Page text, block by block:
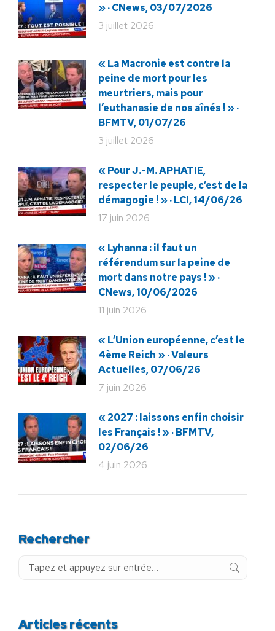
» · CNews, 03/07/2026
3 juillet 2026
« La Macronie est contre la
peine de mort pour les
meurtriers, mais pour
l’euthanasie de nos aînés ! » ·
BFMTV, 01/07/26
3 juillet 2026
« Pour J.-M. APHATIE,
respecter le peuple, c’est de la
démagogie ! » · LCI, 14/06/26
17 juin 2026
« Lyhanna : il faut un
référendum sur la peine de
mort dans notre pays ! » ·
CNews, 10/06/2026
11 juin 2026
« L’Union européenne, c’est le
4ème Reich » · Valeurs
Actuelles, 07/06/26
7 juin 2026
« 2027 : laissons enfin choisir
les Français ! » · BFMTV,
02/06/26
4 juin 2026
Rechercher
Recherche
Articles récents